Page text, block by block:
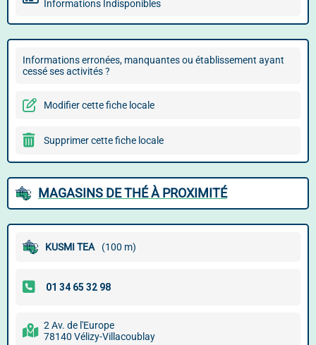
Informations Indisponibles
Informations erronées, manquantes ou établissement ayant
cessé ses activités ?
Modifier cette fiche locale
Supprimer cette fiche locale
MAGASINS DE THÉ À PROXIMITÉ
KUSMI TEA (100 m)
2 Av. de l'Europe
78140 Vélizy-Villacoublay